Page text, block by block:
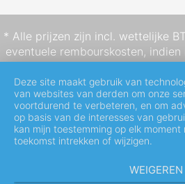
* Alle prijzen zijn incl. wettelijke
eventuele rembourskosten,
Deze site maakt gebruik van
van websites van derden om onze
voortdurend te verbeteren, en om
op basis van de interesses van
kan mijn toestemming op elk
toekomst intrekken of wijzigen.
WEIGEREN